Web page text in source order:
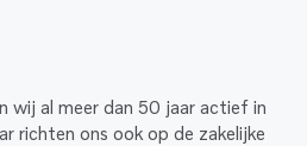
wij al meer dan 50 jaar actief in
richten ons ook op de zakelijke